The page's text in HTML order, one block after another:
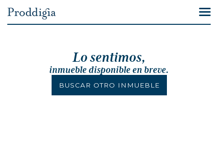
Lo sentimos,
inmueble disponible en breve.
BUSCAR OTRO INMUEBLE